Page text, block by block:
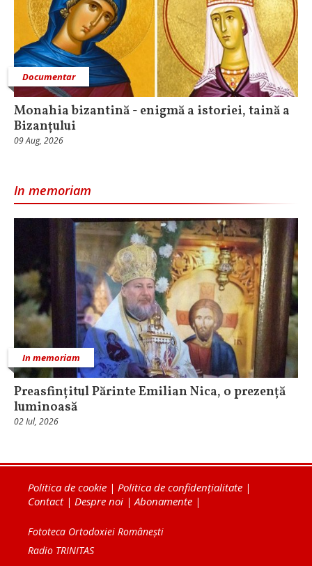
Documentar
Monahia bizantină - enigmă a istoriei, taină a
Bizanțului
09 Aug, 2026
In memoriam
In memoriam
Preasfințitul Părinte Emilian Nica, o prezență
luminoasă
02 Iul, 2026
Politica de cookie | Politica de confidențialitate |
Contact| Despre noi |Abonamente |
Fototeca Ortodoxiei Românești
Radio TRINITAS